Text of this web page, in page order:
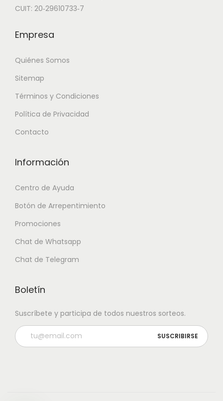
CUIT: 20‑29610733‑7
Empresa
Quiénes Somos
Sitemap
Términos y Condiciones
Política de Privacidad
Contacto
Información
Centro de Ayuda
Botón de Arrepentimiento
Promociones
Chat de Whatsapp
Chat de Telegram
Boletín
Suscríbete y participa de todos nuestros sorteos.